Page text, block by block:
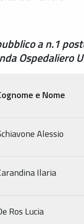
a n.1
Ospedaliero
e Nome
Alessio
Ilaria
Ros Lucia